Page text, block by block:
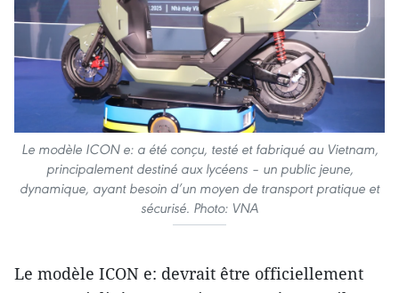
Le modèle ICON e: a été conçu, testé et fabriqué au Vietnam,
principalement destiné aux lycéens – un public jeune,
dynamique, ayant besoin d’un moyen de transport pratique et
sécurisé. Photo: VNA
Le modèle ICON e: devrait être officiellement